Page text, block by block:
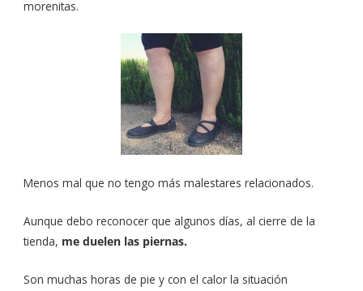
morenitas.
Menos mal que no tengo más malestares relacionados.
Aunque debo reconocer que algunos días, al cierre de la
tienda, me duelen las piernas.
Son muchas horas de pie y con el calor la situación